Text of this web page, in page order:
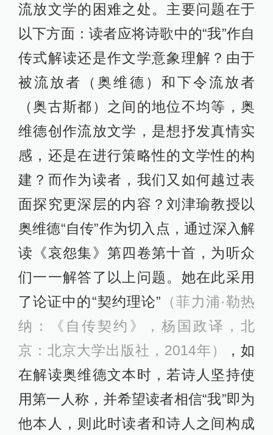
流放文学的困难之处。主要问题在于
以下方面：读者应将诗歌中的“我”作自
传式解读还是作文学意象理解？由于
被流放者（奥维德）和下令流放者
（奥古斯都）之间的地位不均等，奥
维德创作流放文学，是想抒发真情实
感，还是在进行策略性的文学性的构
建？而作为读者，我们又如何越过表
面探究更深层的内容？刘津瑜教授以
奥维德“自传”作为切入点，通过深入解
读《哀怨集》第四卷第十首，为听众
们一一解答了以上问题。她在此采用
了论证中的“契约理论” （菲力浦·勒热
纳：《自传契约》，杨国政译，北
京：北京大学出版社，2014年）
，如
在解读奥维德文本时，若诗人坚持使
用第一人称，并希望读者相信“我”即为
他本人，则此时读者和诗人之间构成